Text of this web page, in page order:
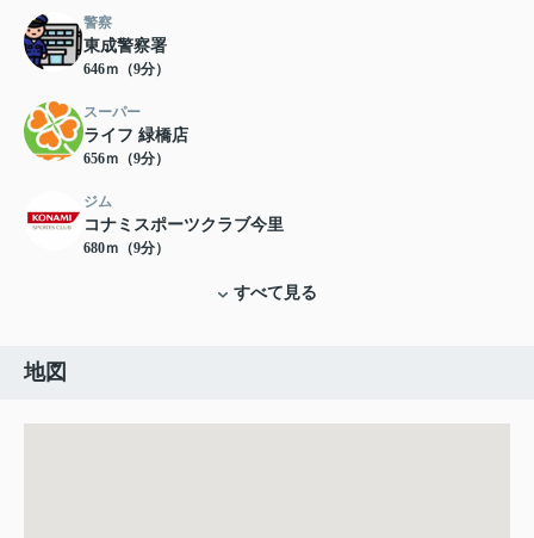
警察
東成警察署
646ｍ（9分）
スーパー
ライフ 緑橋店
656ｍ（9分）
ジム
コナミスポーツクラブ今里
680ｍ（9分）
すべて見る
地図